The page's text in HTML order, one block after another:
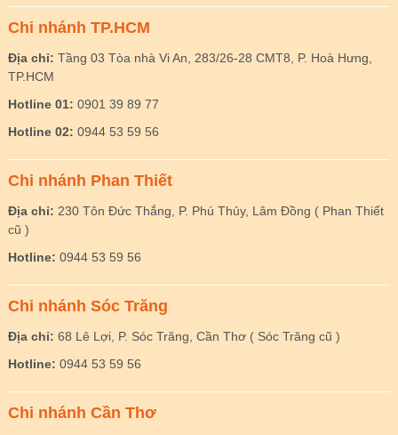
Chi nhánh TP.HCM
Địa chỉ: Tầng 03 Tòa nhà Vi An, 283/26-28 CMT8, P. Hoà Hưng,
TP.HCM
Hotline 01: 0901 39 89 77
Hotline 02: 0944 53 59 56
Chi nhánh Phan Thiết
Địa chỉ: 230 Tôn Đức Thắng, P. Phú Thủy, Lâm Đồng ( Phan Thiết
cũ )
Hotline: 0944 53 59 56
Chi nhánh Sóc Trăng
Địa chỉ: 68 Lê Lợi, P. Sóc Trăng, Cần Thơ ( Sóc Trăng cũ )
Hotline: 0944 53 59 56
Chi nhánh Cần Thơ